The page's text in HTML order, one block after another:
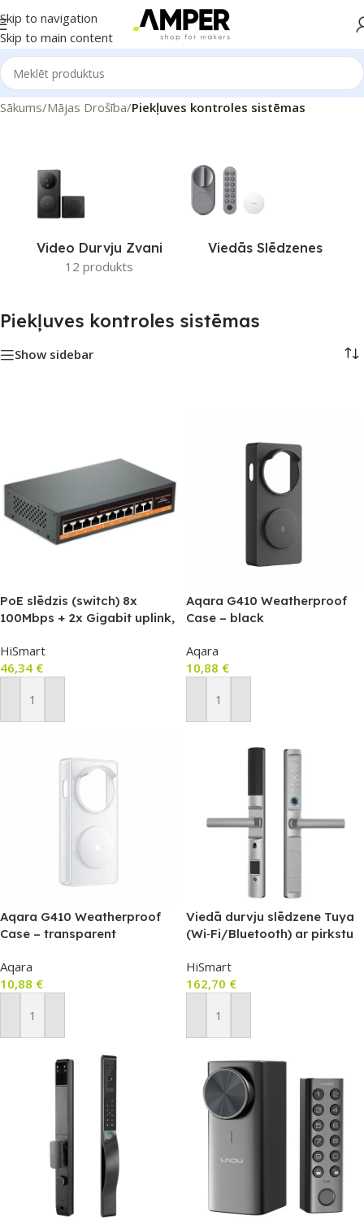
Skip to navigation
Skip to main content
Sākums/Mājas Drošība/Piekļuves kontroles sistēmas
Video Durvju Zvani
12 produkts
Viedās Slēdzenes
Piekļuves kontroles sistēmas
Show sidebar
PoE slēdzis (switch) 8x
100Mbps + 2x Gigabit uplink,
HiSmart
46,34 €
Pievienot Grozam
Aqara G410 Weatherproof
Case – black
Aqara
10,88 €
Pievienot Grozam
Aqara G410 Weatherproof
Case – transparent
Aqara
10,88 €
Pievienot Grozam
Viedā durvju slēdzene Tuya
(Wi‑Fi/Bluetooth) ar pirkstu
reversa, labā/kreisā roka,
IP66, 3585 Mortise (22×240)
HiSmart
162,70 €
Pievienot Grozam